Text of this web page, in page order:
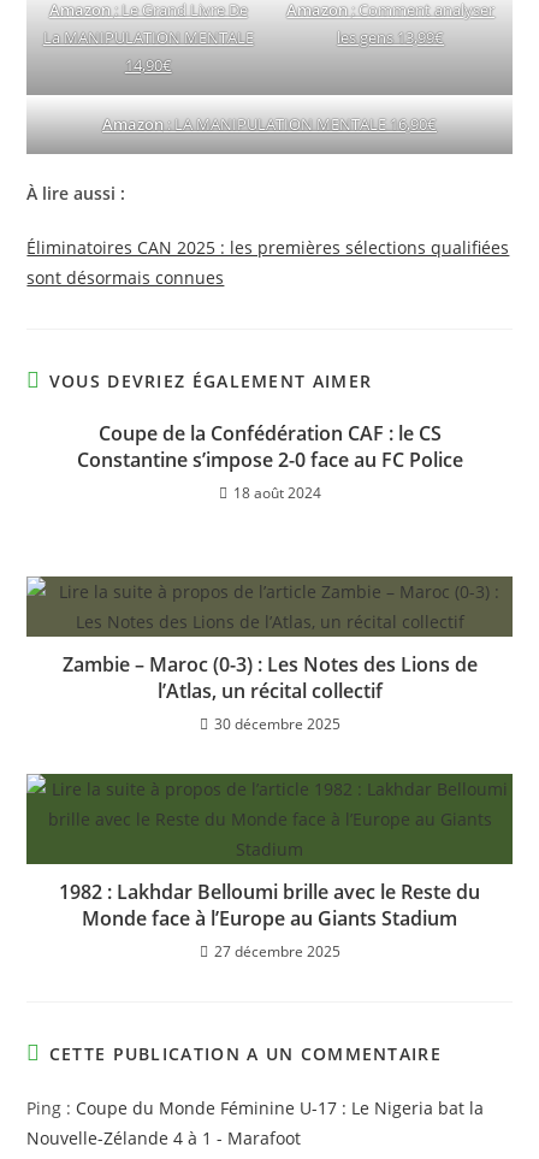
Amazon: Le Grand Livre De
La MANIPULATION MENTALE
14,90€
Amazon: Comment analyser
les gens 13,99€
Amazon: LA MANIPULATION MENTALE 16,90€
À lire aussi :
Éliminatoires CAN 2025 : les premières sélections qualifiées
sont désormais connues
VOUS DEVRIEZ ÉGALEMENT AIMER
Coupe de la Confédération CAF : le CS
Constantine s’impose 2-0 face au FC Police
18 août 2024
Zambie – Maroc (0-3) : Les Notes des Lions de
l’Atlas, un récital collectif
30 décembre 2025
1982 : Lakhdar Belloumi brille avec le Reste du
Monde face à l’Europe au Giants Stadium
27 décembre 2025
CETTE PUBLICATION A UN COMMENTAIRE
Ping : Coupe du Monde Féminine U-17 : Le Nigeria bat la
Nouvelle-Zélande 4 à 1 - Marafoot